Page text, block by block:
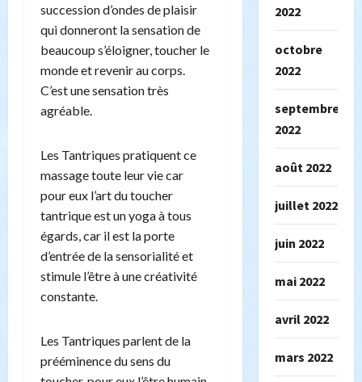
succession d’ondes de plaisir
qui donneront la sensation de
beaucoup s’éloigner, toucher le
monde et revenir au corps.
C’est une sensation très
agréable.
Les Tantriques pratiquent ce
massage toute leur vie car
pour eux l’art du toucher
tantrique est un yoga à tous
égards, car il est la porte
d’entrée de la sensorialité et
stimule l’être à une créativité
constante.
Les Tantriques parlent de la
prééminence du sens du
2022
octobre
2022
septembre
2022
août 2022
juillet 2022
juin 2022
mai 2022
avril 2022
mars 2022